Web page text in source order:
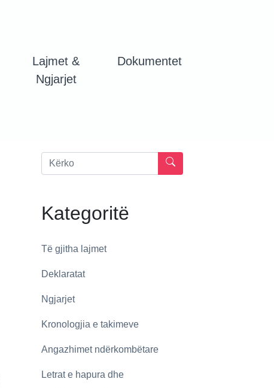
Lajmet &
Ngjarjet
Dokumentet
Kategoritë
Të gjitha lajmet
Deklaratat
Ngjarjet
Kronologjia e takimeve
Angazhimet ndërkombëtare
Letrat e hapura dhe